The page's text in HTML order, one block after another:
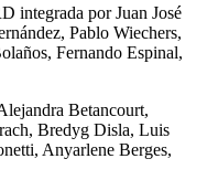
integrada por Juan José
Pablo Wiechers,
Fernando Espinal,
Betancourt,
Bredyg Disla, Luis
Anyarlene Berges,